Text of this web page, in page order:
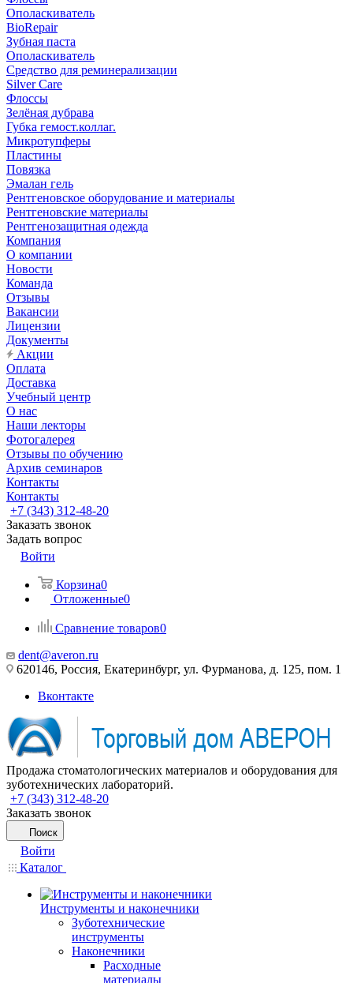
Ополаскиватель
BioRepair
Зубная паста
Ополаскиватель
Средство для реминерализации
Silver Care
Флоссы
Зелёная дубрава
Губка гемост.коллаг.
Микротупферы
Пластины
Повязка
Эмалан гель
Рентгеновское оборудование и материалы
Рентгеновские материалы
Рентгенозащитная одежда
Компания
О компании
Новости
Команда
Отзывы
Вакансии
Лицензии
Документы
Акции
Оплата
Доставка
Учебный центр
О нас
Наши лекторы
Фотогалерея
Отзывы по обучению
Архив семинаров
Контакты
Контакты
+7 (343) 312-48-20
Заказать звонок
Задать вопрос
Войти
Корзина0
Отложенные0
Сравнение товаров0
dent@averon.ru
620146, Россия, Екатеринбург, ул. Фурманова, д. 125, пом. 1
Вконтакте
Продажа стоматологических материалов и оборудования для
зуботехнических лабораторий.
+7 (343) 312-48-20
Заказать звонок
Поиск
Войти
Каталог
Инструменты и наконечники
Зуботехнические
инструменты
Наконечники
Расходные
материалы